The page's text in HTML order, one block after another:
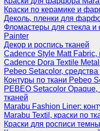
Краски по керамике и
Деколь, пленки для
Фломастеры для стекла
Painter
Декор и роспись тканей
Cadence Style Matt Fabric,
Cadence Dora Textile
Pebeo Setacolor, средства
Контуры по ткани Pebeo
PEBEO Setacolor
тканей
Marabu Fashion Liner:
Marabu Textil, краски по
Краски для росписи